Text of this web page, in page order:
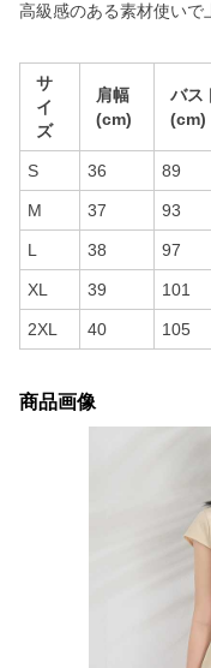
高級感のある素材使いで
サ
イ
ズ
肩幅
(cm)
バス
(cm)
S 36 89
M 37 93
L 38 97
XL 39 101
2XL 40 105
商品画像